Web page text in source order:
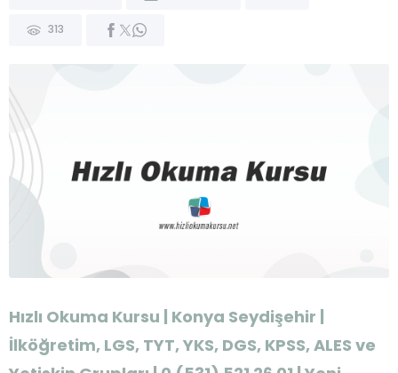
313
Hızlı Okuma Kursu | Konya Seydişehir |
İlköğretim, LGS, TYT, YKS, DGS, KPSS, ALES ve